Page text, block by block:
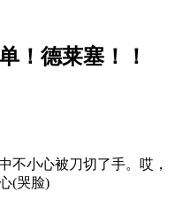
！德莱塞！！
不小心被刀切了手。哎，
(哭脸)